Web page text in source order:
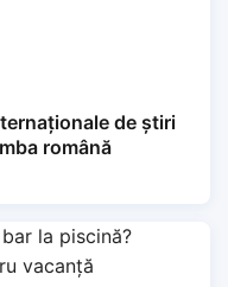
de știri
română